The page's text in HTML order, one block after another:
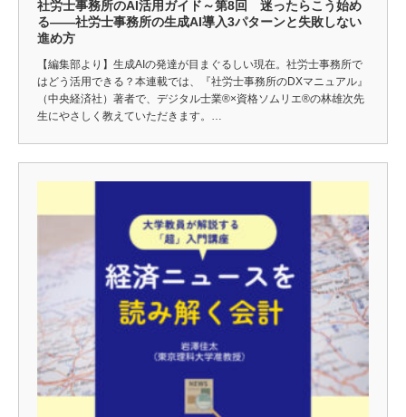
社労士事務所のAI活用ガイド～第8回 迷ったらこう始め
る――社労士事務所の生成AI導入3パターンと失敗しない
進め方
【編集部より】生成AIの発達が目まぐるしい現在。社労士事務所で
はどう活用できる？本連載では、『社労士事務所のDXマニュアル』
（中央経済社）著者で、デジタル士業®×資格ソムリエ®の林雄次先
生にやさしく教えていただきます。…